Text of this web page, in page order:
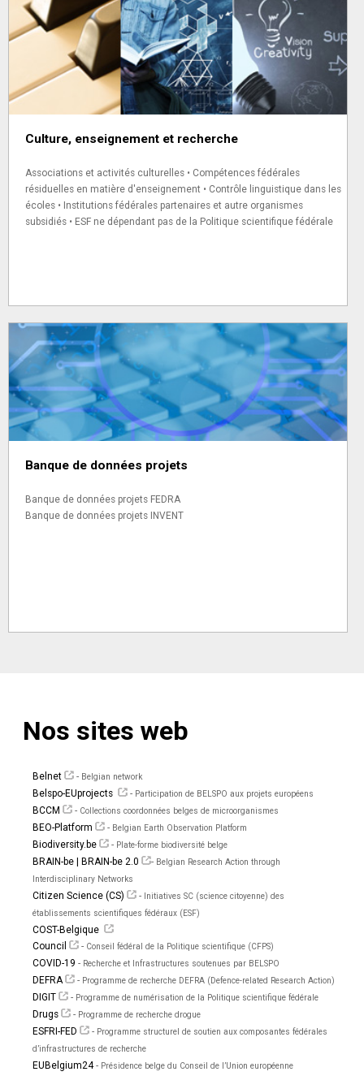
Culture, enseignement et recherche
Associations et activités culturelles • Compétences fédérales
résiduelles en matière d'enseignement • Contrôle linguistique dans les
écoles • Institutions fédérales partenaires et autre organismes
subsidiés • ESF ne dépendant pas de la Politique scientifique fédérale
Banque de données projets
Banque de données projets FEDRA
Banque de données projets INVENT
Nos sites web
Belnet - Belgian network
Belspo-EUprojects - Participation de BELSPO aux projets européens
BCCM - Collections coordonnées belges de microorganismes
BEO-Platform - Belgian Earth Observation Platform
Biodiversity.be - Plate-forme biodiversité belge
BRAIN-be | BRAIN-be 2.0 - Belgian Research Action through
Interdisciplinary Networks
Citizen Science (CS) -
Initiatives SC (science citoyenne) des
établissements scientifiques fédéraux (ESF)
COST-Belgique
Council
- Conseil fédéral de la Politique scientifique (CFPS)
COVID-19 - Recherche et Infrastructures soutenues par BELSPO
DEFRA - Programme de recherche DEFRA (Defence-related Research Action)
DIGIT - Programme de numérisation de la Politique scientifique fédérale
Drugs - Programme de recherche drogue
ESFRI-FED - Programme structurel de soutien aux composantes fédérales
d’infrastructures de recherche
EUBelgium24- Présidence belge du Conseil de l’Union européenne